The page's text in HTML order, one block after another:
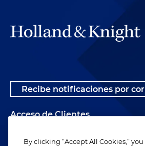
Recibe notificaciones por
Acceso de Clientes
Alumnos
By clicking “Accept All Cookies,”